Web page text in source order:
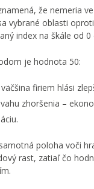
že nemeria
vybrané oblasti
index na škále od 0
je hodnota 50:
firiem hlási
zhoršenia –
poloha voči
rast, zatiaľ čo